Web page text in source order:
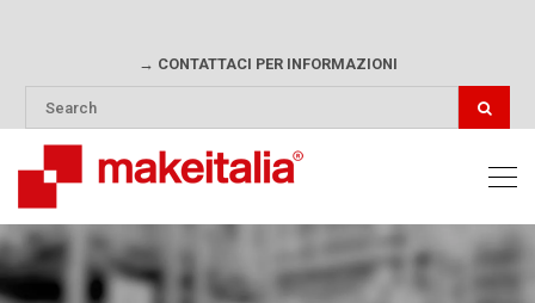
→ CONTATTACI PER INFORMAZIONI